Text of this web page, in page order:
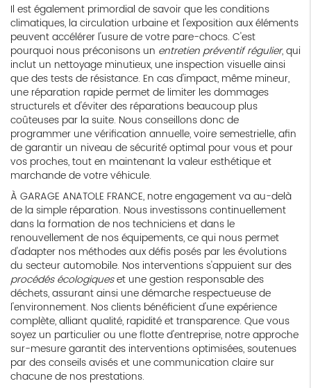
Il est également primordial de savoir que les conditions
climatiques, la circulation urbaine et l'exposition aux éléments
peuvent accélérer l'usure de votre pare-chocs. C'est
pourquoi nous préconisons un entretien préventif régulier, qui
inclut un nettoyage minutieux, une inspection visuelle ainsi
que des tests de résistance. En cas d'impact, même mineur,
une réparation rapide permet de limiter les dommages
structurels et d'éviter des réparations beaucoup plus
coûteuses par la suite. Nous conseillons donc de
programmer une vérification annuelle, voire semestrielle, afin
de garantir un niveau de sécurité optimal pour vous et pour
vos proches, tout en maintenant la valeur esthétique et
marchande de votre véhicule.
À GARAGE ANATOLE FRANCE, notre engagement va au-delà
de la simple réparation. Nous investissons continuellement
dans la formation de nos techniciens et dans le
renouvellement de nos équipements, ce qui nous permet
d'adapter nos méthodes aux défis posés par les évolutions
du secteur automobile. Nos interventions s'appuient sur des
procédés écologiqueset une gestion responsable des
déchets, assurant ainsi une démarche respectueuse de
l'environnement. Nos clients bénéficient d'une expérience
complète, alliant qualité, rapidité et transparence. Que vous
soyez un particulier ou une flotte d'entreprise, notre approche
sur-mesure garantit des interventions optimisées, soutenues
par des conseils avisés et une communication claire sur
chacune de nos prestations.